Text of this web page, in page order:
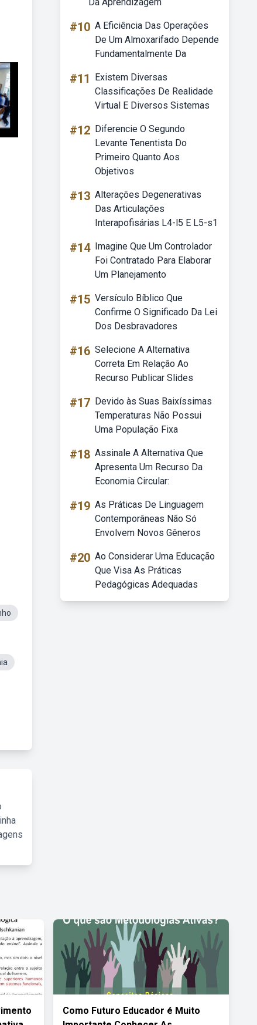
#10 A Eficiência Das Operações
De Um Almoxarifado Depende
Fundamentalmente Da
#11
Existem Diversas
Classificações De Realidade
Virtual E Diversos Sistemas
#12 Diferencie O Segundo
Levante Tenentista Do
Primeiro Quanto Aos
Objetivos
#13 Alterações Degenerativas
Das Articulações
Interapofisárias L4-l5 E L5-s1
#14 Imagine Que Um Controlador
Foi Contratado Para Elaborar
Um Planejamento
#15 Versículo Bíblico Que
Confirme O Significado Da Lei
Dos Desbravadores
#16 Selecione A Alternativa
Correta Em Relação Ao
Recurso Publicar Slides
#17 Devido às Suas Baixíssimas
Temperaturas Não Possui
Uma População Fixa
#18 Assinale A Alternativa Que
Apresenta Um Recurso Da
Economia Circular:
#19 As Práticas De Linguagem
Contemporâneas Não Só
Envolvem Novos Gêneros
#20 Ao Considerar Uma Educação
Que Visa As Práticas
Pedagógicas Adequadas
Como Futuro Educador é Muito